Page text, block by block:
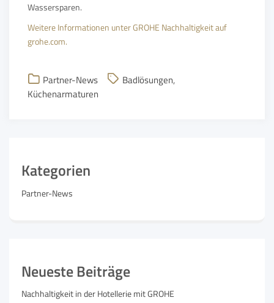
Wassersparen.
Weitere Informationen unter GROHE Nachhaltigkeit auf
grohe.com.
Partner-News Badlösungen,
Küchenarmaturen
Kategorien
Partner-News
Neueste Beiträge
Nachhaltigkeit in der Hotellerie mit GROHE